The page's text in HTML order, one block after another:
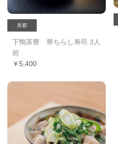
下鴨茶寮 華ちらし寿司 3人
前
￥5,400